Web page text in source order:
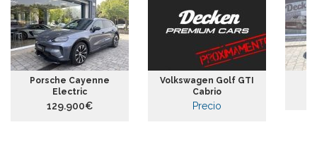
Porsche Cayenne
Electric
129.900€
Volkswagen Golf GTI
Cabrio
Precio